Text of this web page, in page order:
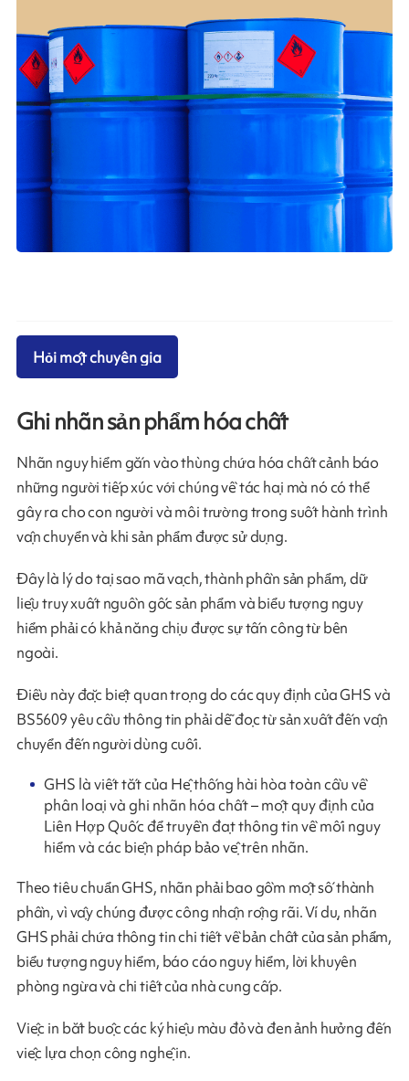
Ghi nhãn sản phẩm hóa chất
Nhãn nguy hiểm gắn vào thùng chứa hóa chất cảnh báo
những người tiếp xúc với chúng về tác hại mà nó có thể
gây ra cho con người và môi trường trong suốt hành trình
vận chuyển và khi sản phẩm được sử dụng.
Đây là lý do tại sao mã vạch, thành phần sản phẩm, dữ
liệu truy xuất nguồn gốc sản phẩm và biểu tượng nguy
hiểm phải có khả năng chịu được sự tấn công từ bên
ngoài.
Điều này đặc biệt quan trọng do các quy định của GHS và
BS5609 yêu cầu thông tin phải dễ đọc từ sản xuất đến vận
chuyển đến người dùng cuối.
GHS là viết tắt của Hệ thống hài hòa toàn cầu về
phân loại và ghi nhãn hóa chất – một quy định của
Liên Hợp Quốc để truyền đạt thông tin về mối nguy
hiểm và các biện pháp bảo vệ trên nhãn.
Theo tiêu chuẩn GHS, nhãn phải bao gồm một số thành
phần, vì vậy chúng được công nhận rộng rãi. Ví dụ, nhãn
GHS phải chứa thông tin chi tiết về bản chất của sản phẩm,
biểu tượng nguy hiểm, báo cáo nguy hiểm, lời khuyên
phòng ngừa và chi tiết của nhà cung cấp.
Việc in bắt buộc các ký hiệu màu đỏ và đen ảnh hưởng đến
việc lựa chọn công nghệ in.
Hỏi một chuyên gia